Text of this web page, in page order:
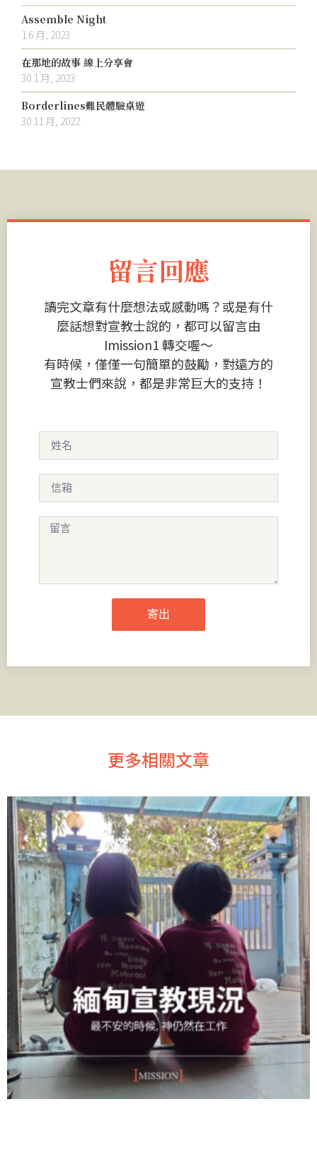
Assemble Night
1 6 月, 2023
在那地的故事 線上分享會
30 1 月, 2023
Borderlines難民體驗桌遊
30 11 月, 2022
留言回應
讀完文章有什麼想法或感動嗎？或是有什
麼話想對宣教士說的，都可以留言由
Imission1 轉交喔～
有時候，僅僅一句簡單的鼓勵，對遠方的
宣教士們來說，都是非常巨大的支持！
寄出
更多相關文章